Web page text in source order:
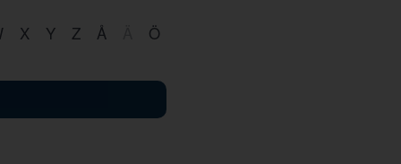
X Y Z Å Ö